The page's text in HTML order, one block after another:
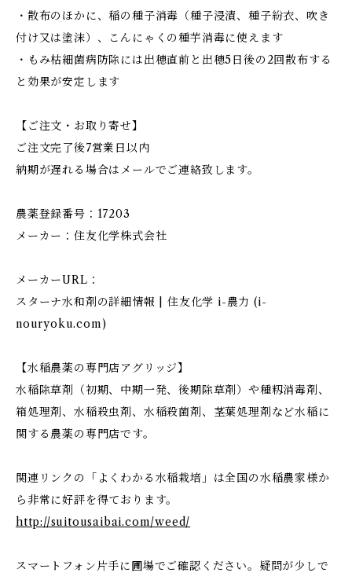
・散布のほかに、稲の種子消毒（種子浸漬、種子紛衣、吹き
付け又は塗沫）、こんにゃくの種芋消毒に使えます
・もみ枯細菌病防除には出穂直前と出穂5日後の2回散布する
と効果が安定します
【ご注文・お取り寄せ】
ご注文完了後7営業日以内
納期が遅れる場合はメールでご連絡致します。
農薬登録番号：17203
メーカー：住友化学株式会社
メーカーURL：
スターナ水和剤の詳細情報 | 住友化学 i-農力 (i-
nouryoku.com)
【水稲農薬の専門店アグリッジ】
水稲除草剤（初期、中期一発、後期除草剤）や種籾消毒剤、
箱処理剤、水稲殺虫剤、水稲殺菌剤、茎葉処理剤など水稲に
関する農薬の専門店です。
関連リンクの「よくわかる水稲栽培」は全国の水稲農家様か
ら非常に好評を得ております。
http://suitousaibai.com/weed/
スマートフォン片手に圃場でご確認ください。疑問が少しで